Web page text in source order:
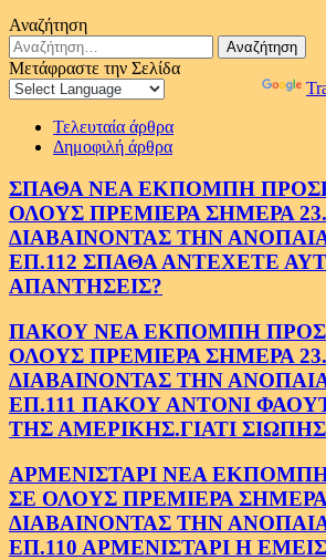
Αναζήτηση
Αναζήτηση
για:
Μετάφραστε την Σελίδα
Τελευταία άρθρα
Δημοφιλή άρθρα
ΣΠΑΘΑ ΝΕΑ ΕΚΠΟΜΠΗ
ΟΛΟΥΣ ΠΡΕΜΙΕΡΑ ΣΗΜΕΡΑ
ΔΙΑΒΑΙΝΟΝΤΑΣ ΤΗΝ
ΕΠ.112 ΣΠΑΘΑ ΑΝΤΕΧΕΤΕ
ΑΠΑΝΤΗΣΕΙΣ?
ΠΑΚΟΥ ΝΕΑ ΕΚΠΟΜΠΗ
ΟΛΟΥΣ ΠΡΕΜΙΕΡΑ ΣΗΜΕΡΑ
ΔΙΑΒΑΙΝΟΝΤΑΣ ΤΗΝ
ΕΠ.111 ΠΑΚΟΥ ΑΝΤΟΝΙ
ΤΗΣ ΑΜΕΡΙΚΗΣ.ΓΙΑΤΙ
ΑΡΜΕΝΙΣΤΑΡΙ ΝΕΑ
ΣΕ ΟΛΟΥΣ ΠΡΕΜΙΕΡΑ ΣΗΜΕΡΑ
ΔΙΑΒΑΙΝΟΝΤΑΣ ΤΗΝ
ΕΠ.110 ΑΡΜΕΝΙΣΤΑΡΙ Η